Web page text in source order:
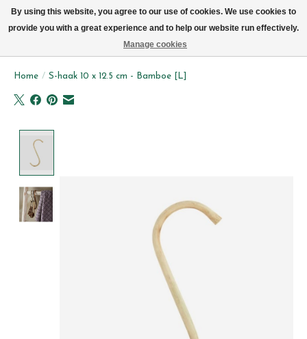
Home / S-haak 10 x 12.5 cm - Bamboe [L]
By using this website, you agree to our use of cookies. We use cookies to
provide you with a great experience and to help our website run effectively.
Manage cookies